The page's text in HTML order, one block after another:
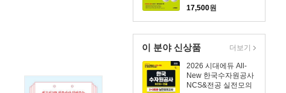
17,500원
이 분야 신상품
2026 시대에듀 All-
New 한국수자원공사
NCS&전공 실전모의
더보기